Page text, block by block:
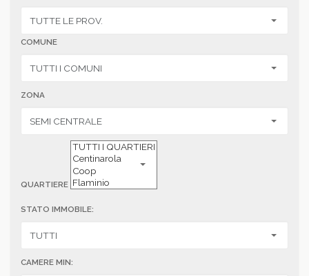
COMUNE
ZONA
QUARTIERE
STATO IMMOBILE:
CAMERE MIN: